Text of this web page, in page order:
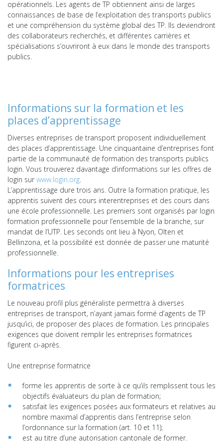
opérationnels. Les agents de TP obtiennent ainsi de larges
connaissances de base de l’exploitation des transports publics
et une compréhension du système global des TP. Ils deviendront
des collaborateurs recherchés, et différentes carrières et
spécialisations s’ouvriront à eux dans le monde des transports
publics.
Informations sur la formation et les
places d’apprentissage
Diverses entreprises de transport proposent individuellement
des places d’apprentissage. Une cinquantaine d’entreprises font
partie de la communauté de formation des transports publics
login. Vous trouverez davantage d’informations sur les offres de
login sur www.login.org
L’apprentissage dure trois ans. Outre la formation pratique, les
apprentis suivent des cours interentreprises et des cours dans
une école professionnelle. Les premiers sont organisés par login
formation professionnelle pour l’ensemble de la branche, sur
mandat de l’UTP. Les seconds ont lieu à Nyon, Olten et
Bellinzona, et la possibilité est donnée de passer une maturité
professionnelle.
Informations pour les entreprises
formatrices
Le nouveau profil plus généraliste permettra à diverses
entreprises de transport, n’ayant jamais formé d’agents de TP
jusqu’ici, de proposer des places de formation. Les principales
exigences que doivent remplir les entreprises formatrices
figurent ci-après.
Une entreprise formatrice
forme les apprentis de sorte à ce qu’ils remplissent tous les
objectifs évaluateurs du plan de formation;
satisfait les exigences posées aux formateurs et relatives au
nombre maximal d’apprentis dans l’entreprise selon
l’ordonnance sur la formation (art. 10 et 11);
est au titre d’une autorisation cantonale de former.